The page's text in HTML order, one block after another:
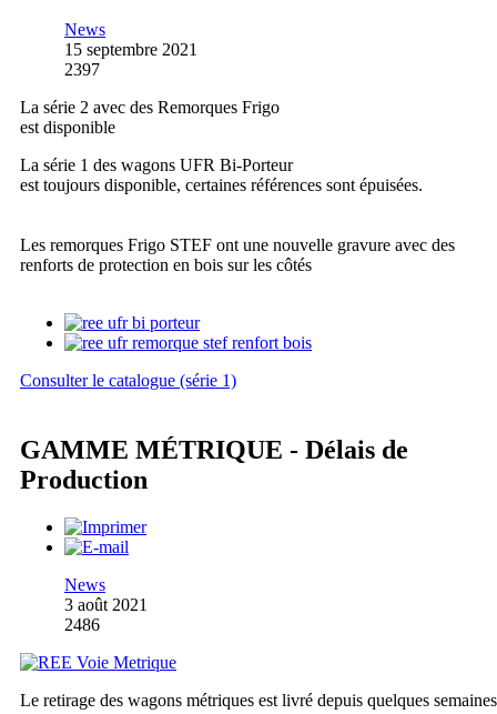
News
15 septembre 2021
2397
La série 2 avec des Remorques Frigo
est disponible
La série 1 des wagons UFR Bi-Porteur
est toujours disponible, certaines références sont épuisées.
Les remorques Frigo STEF ont une nouvelle gravure avec des
renforts de protection en bois sur les côtés
Consulter le catalogue (série 1)
GAMME MÉTRIQUE - Délais de
Production
News
3 août 2021
2486
Le retirage des wagons métriques est livré depuis quelques semaines